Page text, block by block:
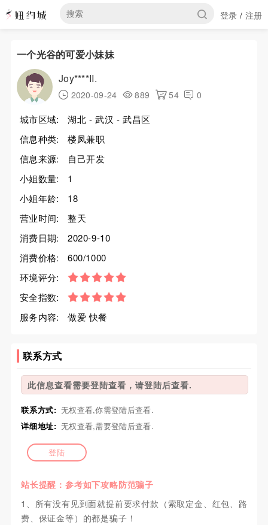
登录 / 注册
一个光谷的可爱小妹妹
Joy****II.
2020-09-24 889 54 0
城市区域:
湖北 - 武汉 - 武昌区
信息种类:
楼凤兼职
信息来源:
自己开发
小姐数量:
1
小姐年龄:
18
营业时间:
整天
消费日期:
2020-9-10
消费价格:
600/1000
环境评分:
安全指数:
服务内容:
做爱 快餐
联系方式
此信息查看需要登陆查看，请登陆后查看.
联系方式: 无权查看,你需登陆后查看.
详细地址: 无权查看,需要登陆后查看.
登陆
站长提醒：参考如下攻略防范骗子
1、所有没有见到面就提前要求付款（索取定金、红包、路
费、保证金等）的都是骗子！